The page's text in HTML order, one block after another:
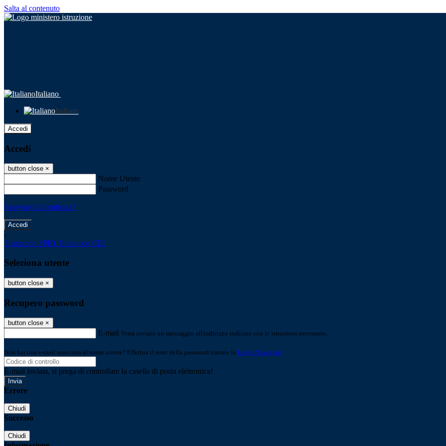
Salta al contenuto
Italiano
Italiano
Accedi
Accedi
button close ×
Nome Utente
Password
Password dimenticata?
-
Entra con SPID Entra con CIE
Seleziona utente
button close ×
Recupero password
button close ×
E-mail Verrà inviato un messaggio all'indirizzo indicato con le istruzioni necessarie.
Non hai una e-mail associata al nome utente? Effettua il reset della password tramite la Login Spaggiari
E-mail inviata, si prega di controllare la casella di posta elettronica!
Errore
Chiudi
Successo
Chiudi